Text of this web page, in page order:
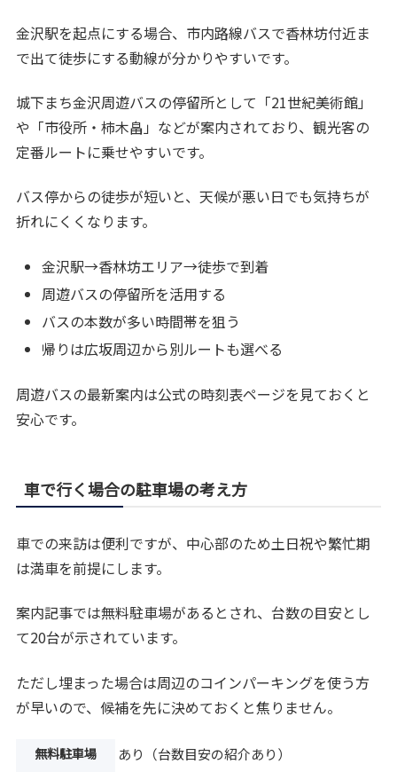
金沢駅を起点にする場合、市内路線バスで香林坊付近ま
で出て徒歩にする動線が分かりやすいです。
城下まち金沢周遊バスの停留所として「21世紀美術館」
や「市役所・柿木畠」などが案内されており、観光客の
定番ルートに乗せやすいです。
バス停からの徒歩が短いと、天候が悪い日でも気持ちが
折れにくくなります。
金沢駅→香林坊エリア→徒歩で到着
周遊バスの停留所を活用する
バスの本数が多い時間帯を狙う
帰りは広坂周辺から別ルートも選べる
周遊バスの最新案内は公式の時刻表ページを見ておくと
安心です。
車で行く場合の駐車場の考え方
車での来訪は便利ですが、中心部のため土日祝や繁忙期
は満車を前提にします。
案内記事では無料駐車場があるとされ、台数の目安とし
て20台が示されています。
ただし埋まった場合は周辺のコインパーキングを使う方
が早いので、候補を先に決めておくと焦りません。
無料駐車場 あり（台数目安の紹介あり）